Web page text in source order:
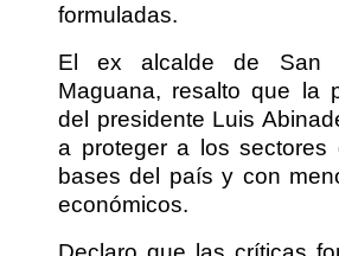
formuladas.
El ex alcalde de San
Maguana, resalto que la
del presidente Luis
a proteger a los sectores
bases del país y con
económicos.